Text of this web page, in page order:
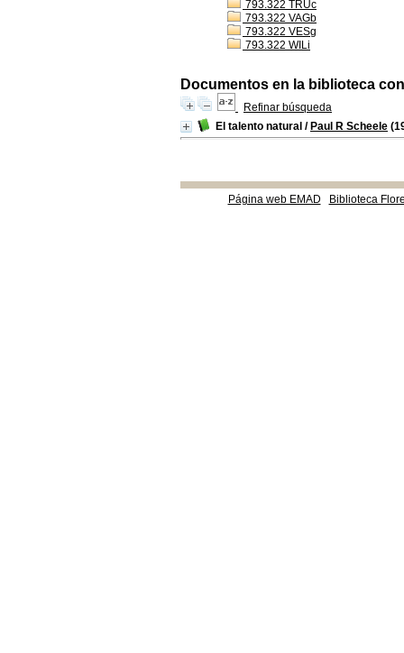
793.322 TRUc
793.322 VAGb
793.322 VESg
793.322 WILi
Documentos en la biblioteca
Refinar búsqueda
El talento natural / Paul R Scheele
Página web EMAD Biblioteca